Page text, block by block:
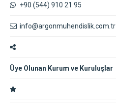
+90 (544) 910 21 95
info@argonmuhendislik.com.tr
Üye Olunan Kurum ve Kuruluşlar